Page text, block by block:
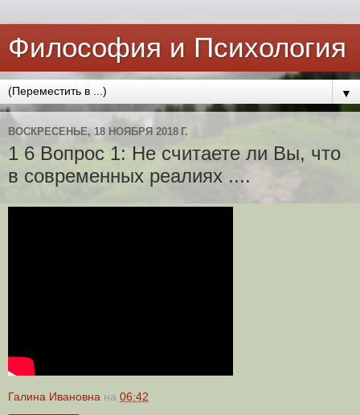
Философия и Психология
▼
ВОСКРЕСЕНЬЕ, 18 НОЯБРЯ 2018 Г.
1 6 Вопрос 1: Не считаете ли Вы, что
в современных реалиях ....
Галина Ивановна на 06:42